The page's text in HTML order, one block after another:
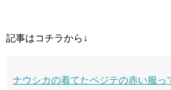
記事はコチラから↓
ナウシカの着てたペジテの赤い服っ